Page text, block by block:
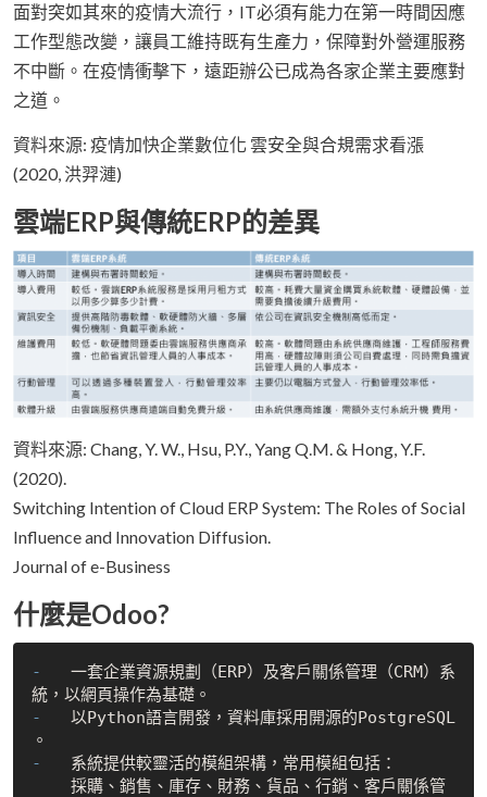
面對突如其來的疫情大流行，IT必須有能力在第一時間因應
工作型態改變，讓員工維持既有生產力，保障對外營運服務
不中斷。在疫情衝擊下，遠距辦公已成為各家企業主要應對
之道。
資料來源: 疫情加快企業數位化 雲安全與合規需求看漲
(2020, 洪羿漣)
雲端ERP與傳統ERP的差異
資料來源: Chang, Y. W., Hsu, P.Y., Yang Q.M. & Hong, Y.F.
(2020).
Switching Intention of Cloud ERP System: The Roles of Social
Influence and Innovation Diffusion.
Journal of e-Business
什麼是Odoo?
- 一套企業資源規劃（ERP）及客戶關係管理（CRM）系
- 以Python語言開發，資料庫採用開源的PostgreSQL
-